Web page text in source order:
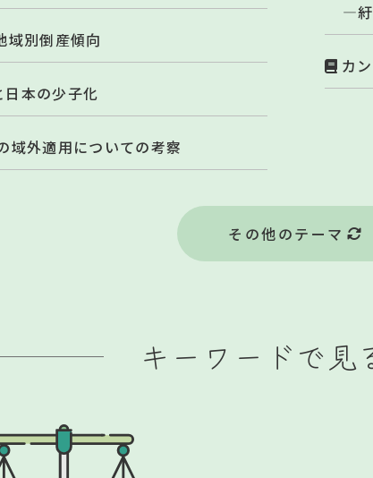
域別倒産傾向
本の少子化
域外適用についての考察
―紆
カ
その他のテーマ
キーワードで見